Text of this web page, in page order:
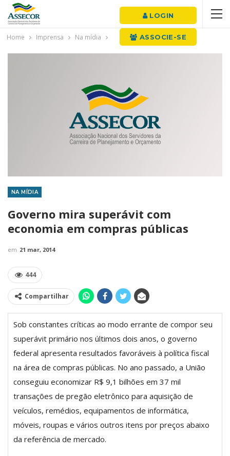
LOGIN
ASSOCIE-SE
Home Imprensa Na mídia
NA MÍDIA
Governo mira superávit com
economia em compras públicas
em 21 mar, 2014
444
Compartilhar
Sob constantes críticas ao modo errante de compor seu
superávit primário nos últimos dois anos, o governo
federal apresenta resultados favoráveis à política fiscal
na área de compras públicas. No ano passado, a União
conseguiu economizar R$ 9,1 bilhões em 37 mil
transações de pregão eletrônico para aquisição de
veículos, remédios, equipamentos de informática,
móveis, roupas e vários outros itens por preços abaixo
da referência de mercado.